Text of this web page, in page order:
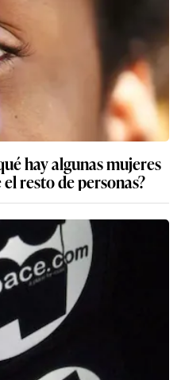
hay algunas mujeres
resto de personas?